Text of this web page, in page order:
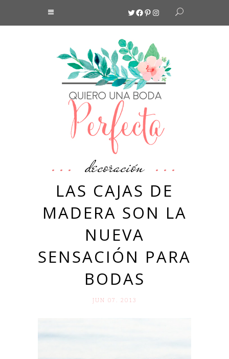
Twitter
Facebook
Pinterest
Instagram
decoración
LAS CAJAS DE
MADERA SON LA
NUEVA
SENSACIÓN PARA
BODAS
JUN 07. 2013